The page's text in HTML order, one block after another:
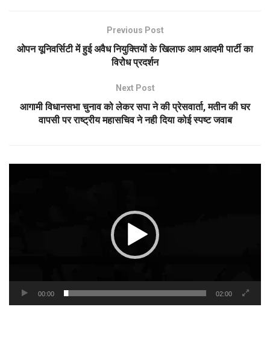
Previous Post
ओपन यूनिवर्सिटी में हुई अवैध नियुक्तियों के खिलाफ आम आदमी पार्टी का
विरोेध प्रदर्शन
Next Post
आगामी विधानसभा चुनाव को लेकर सपा ने की प्रेसवार्ता, मतीन की घर
वापसी पर राष्ट्रीय महासचिव ने नही दिया कोई स्पष्ट जवाब
00:00 02:00